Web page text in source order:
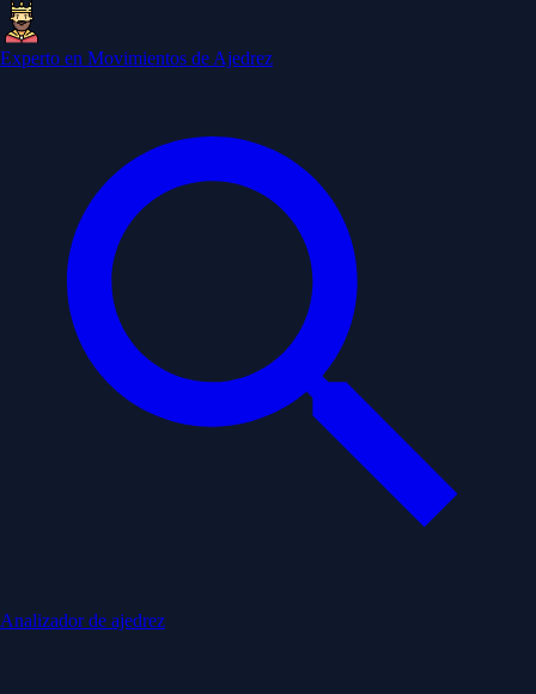
Experto en Movimientos de Ajedrez
Analizador de ajedrez